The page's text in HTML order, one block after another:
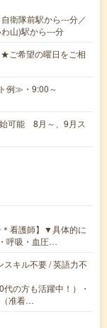
衛隊前駅から---分／
山)駅から---分
ご希望の曜日をご相
例≫・9:00～
可能 8月～、9月ス
＊看護師】▼具体的に
呼吸・血圧…
スキル不要 / 英語力不
の方も活躍中！）・
（准看…